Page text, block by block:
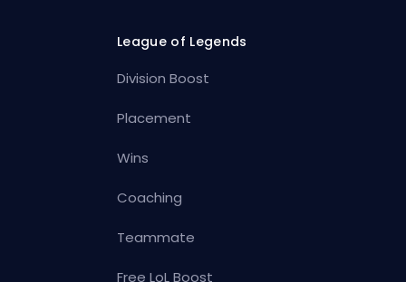
League of Legends
Division Boost
Placement
Wins
Coaching
Teammate
Free LoL Boost